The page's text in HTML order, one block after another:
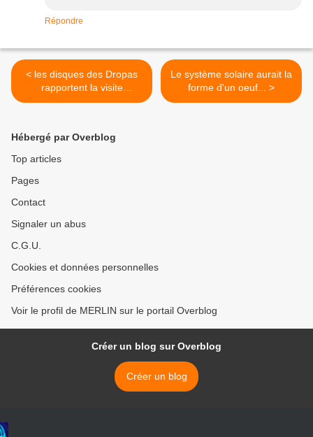
Répondre
< les disques des Dropas
rapportent la visite
d'extraterrestres...
Le système solaire aurait la
forme d'un oeuf... >
Hébergé par Overblog
Top articles
Pages
Contact
Signaler un abus
C.G.U.
Cookies et données personnelles
Préférences cookies
Voir le profil de MERLIN sur le portail Overblog
Créer un blog sur Overblog
Créer un blog